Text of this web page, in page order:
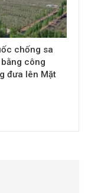
chống sa
công
đưa lên Mặt